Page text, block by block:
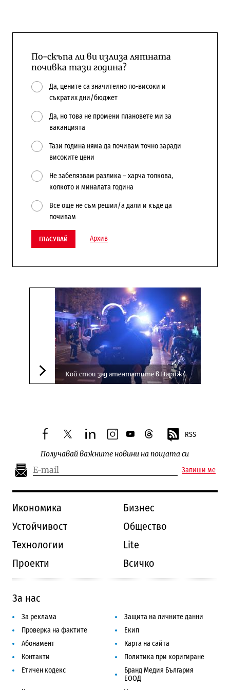
По-скъпа ли ви излиза лятната
почивка тази година?
Да, цените са значително по-високи и
съкратих дни/бюджет
Да, но това не промени плановете ми за
ваканцията
Тази година няма да почивам точно заради
високите цени
Не забелязвам разлика – харча толкова,
колкото и миналата година
Все още не съм решил/а дали и къде да
почивам
ГЛАСУВАЙ Архив
Следваща новина
Кой стои зад атентатите в Париж?
facebooktwitterlinkedininstagram
youtubethreads RSS
Получавай важните новини на пощата си
Запиши ме
Икономика
Бизнес
Устойчивост
Общество
Технологии
Lite
Проекти
Всичко
За нас
За реклама
Защита на личните данни
Проверка на фактите
Екип
Абонамент
Карта на сайта
Контакти
Политика при коригиране
Етичен кодекс
Бранд Медия България
ЕООД